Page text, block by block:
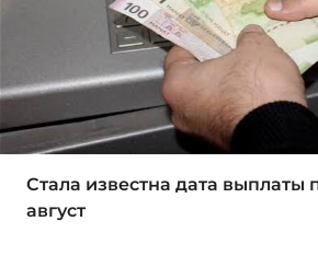
Стала известна дата выплаты
август